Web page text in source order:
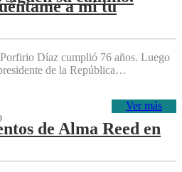
a mí tu
Díaz cumplió 76 años. Luego
de la República…
Ver más
de Alma Reed en